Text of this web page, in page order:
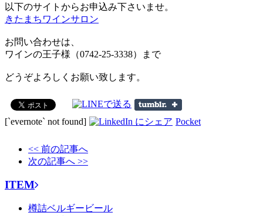
以下のサイトからお申込み下さいませ。
きたまちワインサロン
お問い合わせは、
ワインの王子様（0742-25-3338）まで
どうぞよろしくお願い致します。
[`evernote` not found] Pocket
<< 前の記事へ
次の記事へ >>
ITEM
樽詰ベルギービール